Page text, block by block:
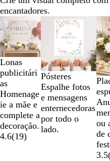
encantadores.
Novas opções
Lonas
publicitári
as
Homenage
ie a mãe e
complete a
decoração.
4.6(19)
Pósteres
Espalhe fotos
e mensagens
enternecedoras
por todo o
lado.
ou
de
3.5
Diapositivos
1
a
2
de
4